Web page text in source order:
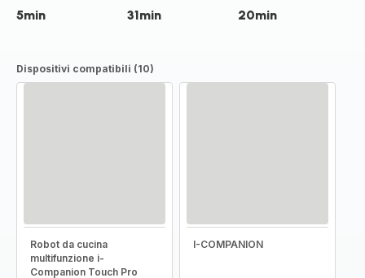
5min 31min 20min
Dispositivi compatibili (10)
Robot da cucina
multifunzione i-
Companion Touch Pro
I-COMPANION